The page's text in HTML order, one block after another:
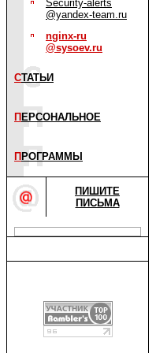
Security-alerts
@yandex-team.ru
nginx-ru
@sysoev.ru
СТАТЬИ
П ЕРСОНАЛЬНОЕ
П РОГРАММЫ
ПИШИТЕ
ПИСЬМА